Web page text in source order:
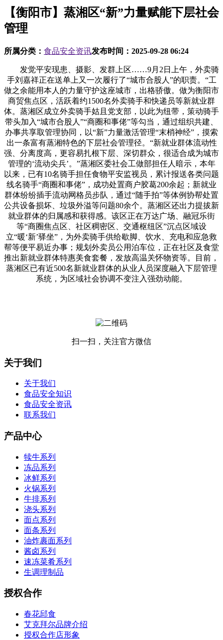
【衡阳市】蒸湘区“新”力量赋能下层社会
管理
所属分类： 食品安全资讯发布时间： 2025-09-28 06:24
发觉平安现患、摄影、发群上区……9月2日上午，外卖骑
手刘嘉祥正在送单上又一次履行了“城市合股人”的职责。“工
做之余能用本人的力量守护这座城市，出格骄傲。做为衡阳市
商贸焦点区，活跃着约1500名外卖骑手和快递员等新就业群
体。蒸湘区成立外卖骑手姑且党支部，以此为纽带，策动骑手
带头加入“城市合股人”“商圈和事佬”等勾当，通过组织共建、
办事共享取管理协同，以“新”力量激活管理“末梢神经”，摸索
出一条富有蒸湘特色的下层社会管理径。“新就业群体流动性
强、分离度高，更容易扎根下层、深切群众，很适合成为城市
管理的‘流动尖兵’。”蒸湘区委社会工做部担任人暗示，本年
以来，已有10名骑手担任食物平安监视员，累计报送各类问题
线名骑手“商圈和事佬”，成功处置商户胶葛200余起；新就业
群体纷纷插手流动网格员步队，通过“随手拍”等体例协帮处置
公共设备损坏、垃圾外溢等问题80余个。蒸湘区还出力提拔新
就业群体的归属感和获得感。该区正在万达广场、融冠乐街
等“商圈焦点区、社区稠密区、交通枢纽区”沉点区域设
立“暖‘新’驿坐”，为外卖骑手供给歇脚、饮水、充电和应急救
帮等便平易近办事；规划外卖员公用泊车位，正在社区及食堂
推出新就业群体特惠美食套餐，发放高温关怀物资等。目前，
蒸湘区已有近500名新就业群体的从业人员深度融入下层管理
系统，为区域社会协调不变注入强劲动能。
扫一扫，关注官方微信
关于我们
关于我们
食品安全知识
食品安全资讯
联系我们
产品中心
犊牛系列
冻品系列
冰鲜系列
火锅系列
牛排系列
浇头系列
面点系列
面条系列
油炸裹面系列
酱卤系列
速冻菜肴系列
生调理制品
授权合作
春花邱食
艾克拜尔品牌介绍
授权合作店形象